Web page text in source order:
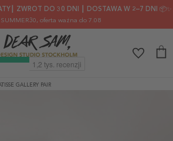
ZWROT DO 30 DNI ┃ DOSTAWA W 2–7 DNI 📦✨
, oferta ważna do 7.08
GALLERY PAIR